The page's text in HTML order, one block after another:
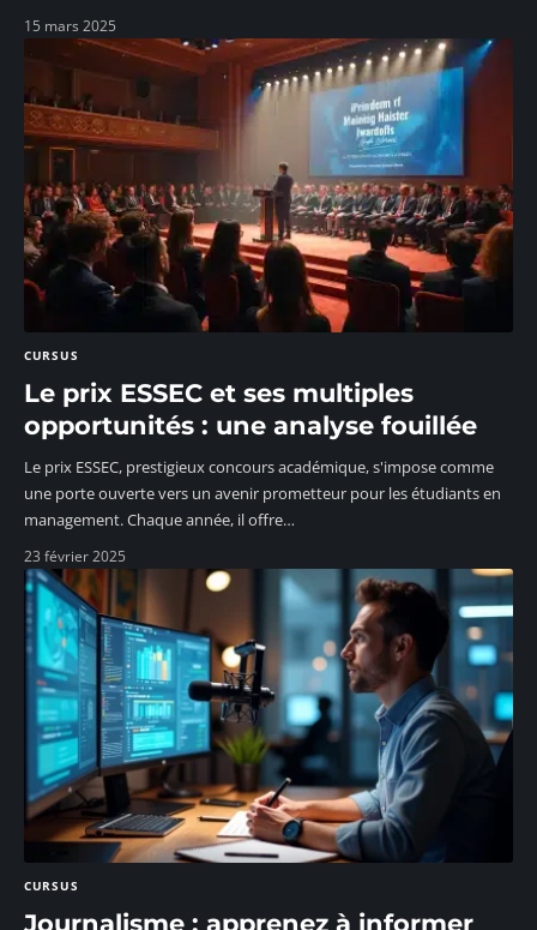
15 mars 2025
CURSUS
Le prix ESSEC et ses multiples
opportunités : une analyse fouillée
Le prix ESSEC, prestigieux concours académique, s'impose comme
une porte ouverte vers un avenir prometteur pour les étudiants en
management. Chaque année, il offre…
23 février 2025
CURSUS
Journalisme : apprenez à informer